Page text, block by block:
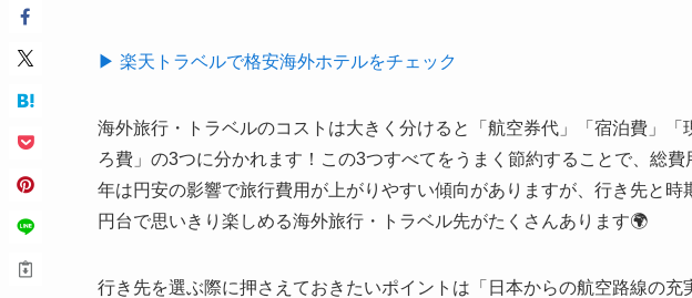
▶ 楽天トラベルで格安海外ホテルをチェック
海外旅行・トラベルのコストは大きく分けると「航空券代」「宿泊費」「
ろ費」の3つに分かれます！この3つすべてをうまく節約することで、総
年は円安の影響で旅行費用が上がりやすい傾向がありますが、行き先と
円台で思いきり楽しめる海外旅行・トラベル先がたくさんあります🌍
行き先を選ぶ際に押さえておきたいポイントは「日本からの航空路線の